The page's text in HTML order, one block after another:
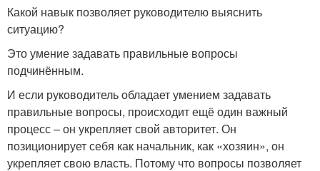
Какой навык позволяет руководителю выяснить
ситуацию?
Это умение задавать правильные вопросы
подчинённым.
И если руководитель обладает умением задавать
правильные вопросы, происходит ещё один важный
процесс – он укрепляет свой авторитет. Он
позиционирует себя как начальник, как «хозяин», он
укрепляет свою власть. Потому что вопросы позволяет